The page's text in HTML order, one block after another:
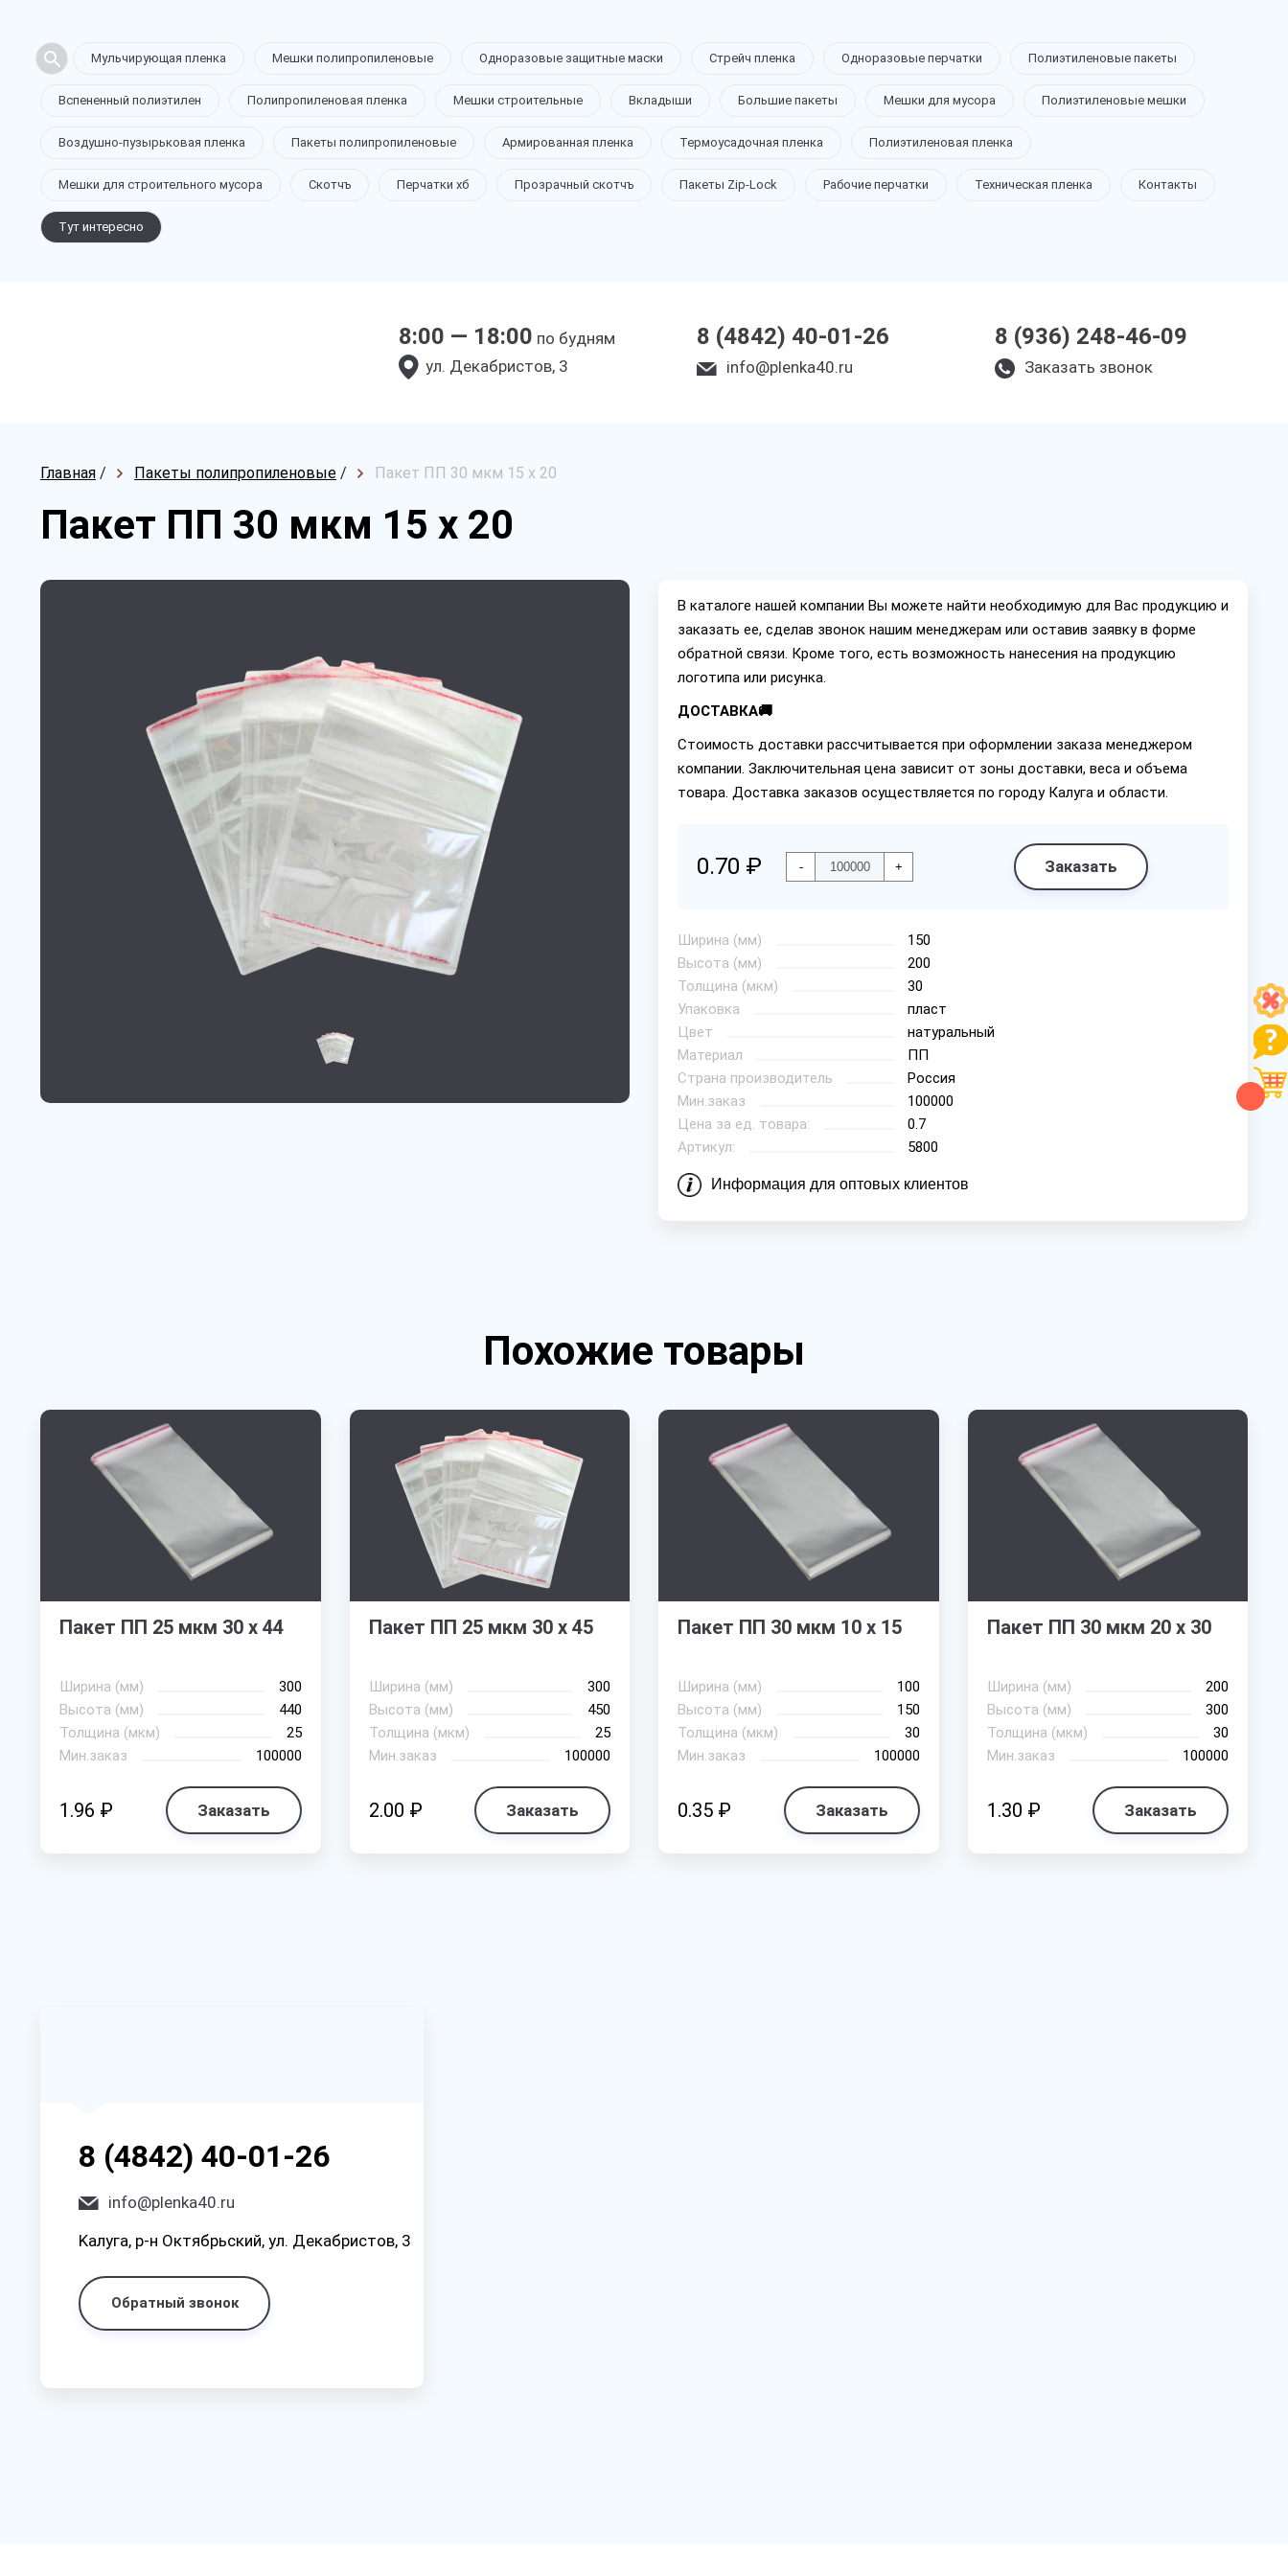
Мульчирующая пленка Мешки полипропиленовые Одноразовые защитные маски Стрейч пленка Одноразовые перчатки Полиэтиленовые пакеты
Вспененный полиэтилен Полипропиленовая пленка Мешки строительные Вкладыши Большие пакеты Мешки для мусора Полиэтиленовые мешки
Воздушно-пузырьковая пленка Пакеты полипропиленовые Армированная пленка Термоусадочная пленка Полиэтиленовая пленка
Мешки для строительного мусора Скотчъ Перчатки хб Прозрачный скотчъ Пакеты Zip-Lock Рабочие перчатки Техническая пленка Контакты
Тут интересно
8:00 — 18:00 по будням
yл. Дeкaбpиcтoв, 3
8 (4842) 40-01-26
info@plenka40.ru
8 (936) 248-46-09
Заказать звонок
Главная / Пакеты полипропиленовые / Пакет ПП 30 мкм 15 х 20
Пакет ПП 30 мкм 15 х 20
В каталоге нашей компании Вы можете найти необходимую для Вас продукцию и
заказать ее, сделав звонок нашим менеджерам или оставив заявку в форме
обратной связи. Кроме того, есть возможность нанесения на продукцию
логотипа или рисунка.
ДОСТАВКА🚚
Стоимость доставки рассчитывается при оформлении заказа менеджером
компании. Заключительная цена зависит от зоны доставки, веса и объема
товара. Доставка заказов осуществляется по городу Калуга и области.
0.70 ₽ - + Заказать
Ширина (мм)
150
Высота (мм)
200
Толщина (мкм)
30
Упаковка
пласт
Цвет
натуральный
Материал
ПП
Страна производитель
Россия
Мин.заказ
100000
Цена за ед. товара:
0.7
Артикул:
5800
Информация для оптовых клиентов
Похожие товары
Пакет ПП 25 мкм 30 х 44
Ширина (мм)
300
Высота (мм)
440
Толщина (мкм)
25
Мин.заказ
100000
1.96 ₽ Заказать
Пакет ПП 25 мкм 30 х 45
Ширина (мм)
300
Высота (мм)
450
Толщина (мкм)
25
Мин.заказ
100000
2.00 ₽ Заказать
Пакет ПП 30 мкм 10 х 15
Ширина (мм)
100
Высота (мм)
150
Толщина (мкм)
30
Мин.заказ
100000
0.35 ₽ Заказать
Пакет ПП 30 мкм 20 х 30
Ширина (мм)
200
Высота (мм)
300
Толщина (мкм)
30
Мин.заказ
100000
1.30 ₽ Заказать
8 (4842) 40-01-26
info@plenka40.ru
Kaлyгa, p-н Oктябpьcкий, yл. Дeкaбpиcтoв, 3
Обратный звонок